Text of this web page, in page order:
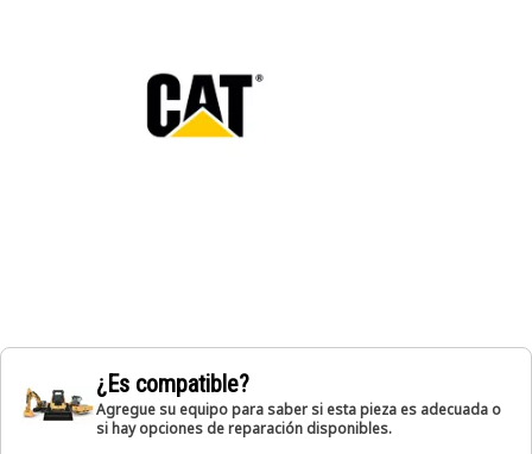
¿Es compatible?
Agregue su equipo para saber si esta pieza es adecuada o
si hay opciones de reparación disponibles.